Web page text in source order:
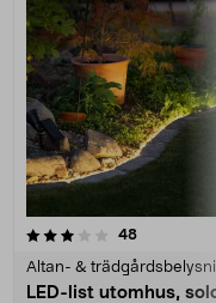
48recensioner
Altan- &
LED-list utomhus,
4.5 av 5 stjärnor